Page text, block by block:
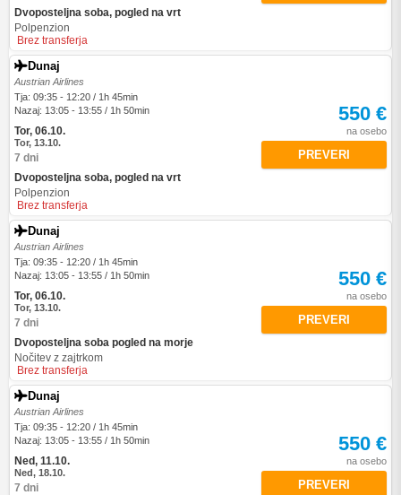
Dvoposteljna soba, pogled na vrt
Polpenzion
Brez transferja
Dunaj
Austrian Airlines
Tja: 09:35 - 12:20 / 1h 45min
Nazaj: 13:05 - 13:55 / 1h 50min
Tor, 06.10.
Tor, 13.10.
7 dni
Dvoposteljna soba, pogled na vrt
Polpenzion
Brez transferja
550 €
na osebo
PREVERI
Dunaj
Austrian Airlines
Tja: 09:35 - 12:20 / 1h 45min
Nazaj: 13:05 - 13:55 / 1h 50min
Tor, 06.10.
Tor, 13.10.
7 dni
Dvoposteljna soba pogled na morje
Nočitev z zajtrkom
Brez transferja
550 €
na osebo
PREVERI
Dunaj
Austrian Airlines
Tja: 09:35 - 12:20 / 1h 45min
Nazaj: 13:05 - 13:55 / 1h 50min
Ned, 11.10.
Ned, 18.10.
7 dni
550 €
na osebo
PREVERI